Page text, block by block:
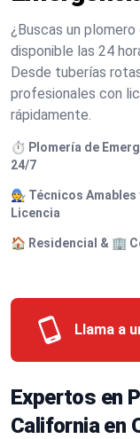
¿Buscas un
disponible las 24
Desde tuberías
profesionales con
rápidamente.
⏱️ Plomería de
24/7
🧑‍🔧 Técnicos Amables
Licencia
🏠 Residencial & 🏢
Llama a
Expertos en
California en